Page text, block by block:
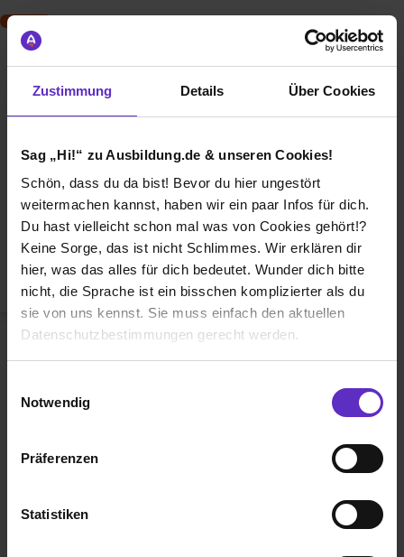
Zustimmung Details Über Cookies
Sag „Hi!“ zu Ausbildung.de & unseren Cookies!
Schön, dass du da bist! Bevor du hier ungestört
weitermachen kannst, haben wir ein paar Infos für dich.
Du hast vielleicht schon mal was von Cookies gehört!?
Keine Sorge, das ist nicht Schlimmes. Wir erklären dir
hier, was das alles für dich bedeutet. Wunder dich bitte
nicht, die Sprache ist ein bisschen komplizierter als du
sie von uns kennst. Sie muss einfach den aktuellen
Datenschutzbestimmungen gerecht werden.
Benutzung der Webseite getroffenen Einstellungen zu
Webseite zu analysieren („Statistiken“), um
Informationen zu deiner Verwendung unserer Website an
Notwendig
Präferenzen
Statistiken
Klassische duale Berufsausbildung
Weiterbildung
Betriebsinterne Ausbildung
Abiturientenprogramm
Weiter zu Schritt 2
Studiumund